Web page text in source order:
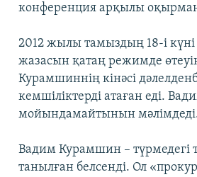
конференция арқылы
2012 жылы тамыздың 18-і
жазасын қатаң режимде
Курамшиннің кінәсі
кемшіліктерді атаған еді.
мойындамайтынын
Вадим Курамшин – түрмедегі
танылған белсенді. Ол